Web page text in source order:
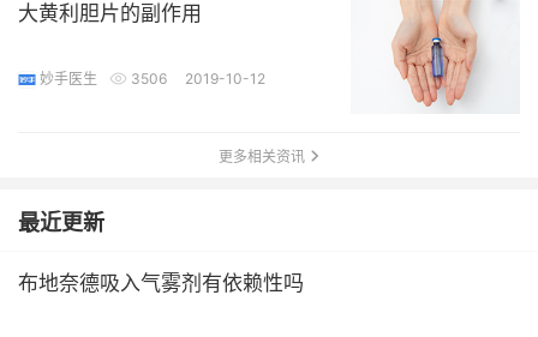
大黄利胆片的副作用
妙手医生 3506 2019-10-12
更多相关资讯
最近更新
布地奈德吸入气雾剂有依赖性吗